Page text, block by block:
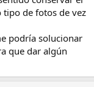
de fotos de vez
podría solucionar
que dar algún